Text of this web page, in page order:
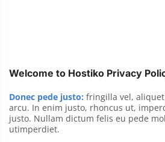
Welcome to Hostiko Privacy
Donec pede justo: fringilla vel,
arcu. In enim justo, rhoncus ut,
justo. Nullam dictum felis eu pede
utimperdiet.